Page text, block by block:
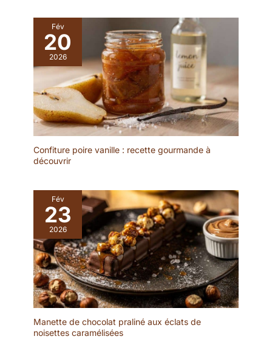
Fév
20
2026
Confiture poire vanille : recette gourmande à
découvrir
Fév
23
2026
Manette de chocolat praliné aux éclats de
noisettes caramélisées